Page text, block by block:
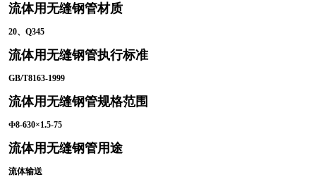
流体用无缝钢管材质
20、Q345
流体用无缝钢管执行标准
GB/T8163-1999
流体用无缝钢管规格范围
Ф8-630×1.5-75
流体用无缝钢管用途
流体输送